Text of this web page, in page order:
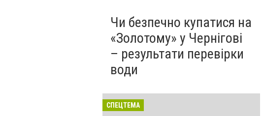
Чи безпечно купатися на
«Золотому» у Чернігові
– результати перевірки
води
СПЕЦТЕМА